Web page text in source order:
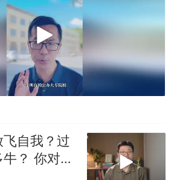
自我？过
？ 你对课
象最深？